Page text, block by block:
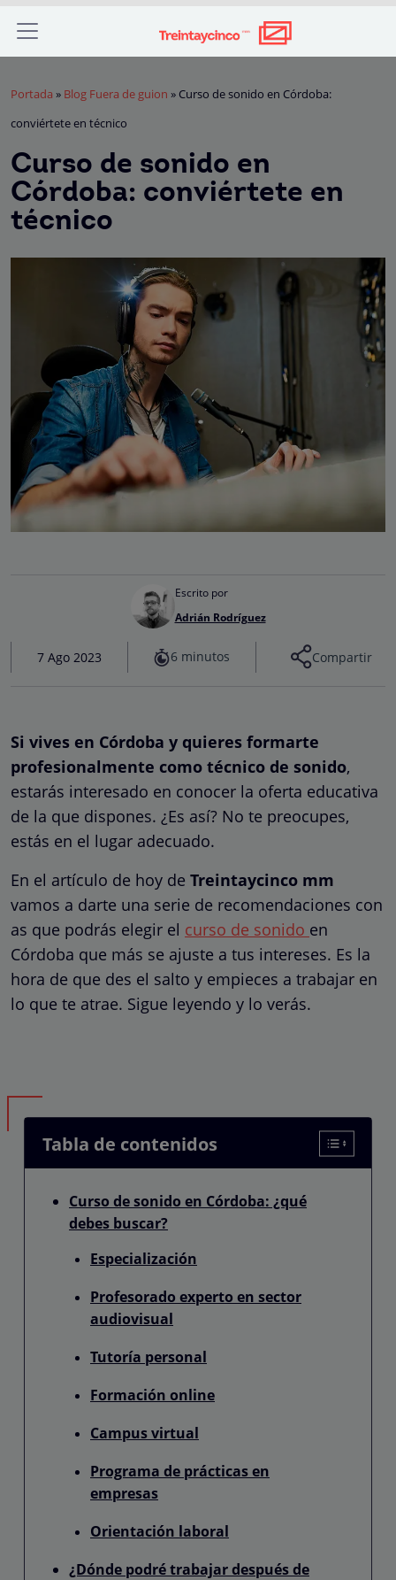
Portada » Blog Fuera de guion » Curso de sonido en Córdoba:
conviértete en técnico
Curso de sonido en
Córdoba: conviértete en
técnico
Escrito por
Adrián Rodríguez
7 Ago 2023 6 minutos Compartir
Si vives en Córdoba y quieres formarte
profesionalmente como técnico de sonido,
estarás interesado en conocer la oferta educativa
de la que dispones. ¿Es así? No te preocupes,
estás en el lugar adecuado.
En el artículo de hoy de Treintaycinco mm
vamos a darte una serie de recomendaciones con
as que podrás elegir el curso de sonido en
Córdoba que más se ajuste a tus intereses. Es la
hora de que des el salto y empieces a trabajar en
lo que te atrae. Sigue leyendo y lo verás.
Tabla de contenidos
Curso de sonido en Córdoba: ¿qué
debes buscar?
Especialización
Profesorado experto en sector
audiovisual
Tutoría personal
Formación online
Campus virtual
Programa de prácticas en
empresas
Orientación laboral
¿Dónde podré trabajar después de